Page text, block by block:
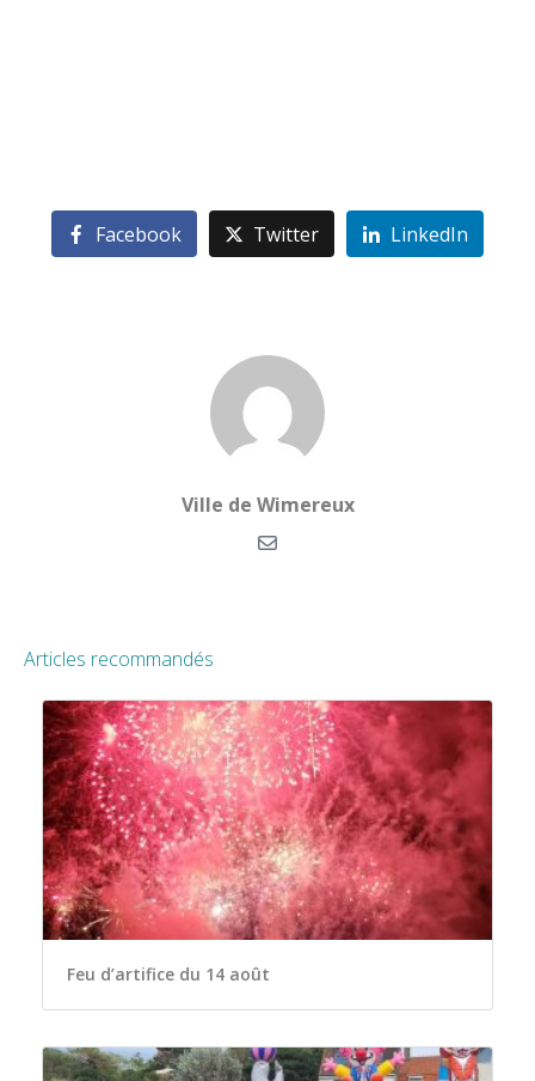
Facebook Twitter LinkedIn
Ville de Wimereux
Articles recommandés
Feu d’artifice du 14 août